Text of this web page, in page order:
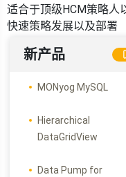
适合于顶级HCM策略人
快速策略发展以及部署
新产品
MONyog MySQL
Hierarchical
DataGridView
Data Pump for